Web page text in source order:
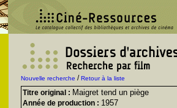
Nouvelle recherche /Retour à la liste
Titre original : Maigret tend un piège
Année de production : 1957